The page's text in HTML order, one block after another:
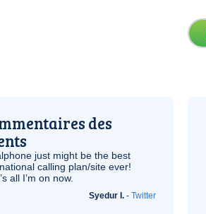
des
just might be the best
calling plan/site ever!
all I’m on now.
Syedur I. - Twitter